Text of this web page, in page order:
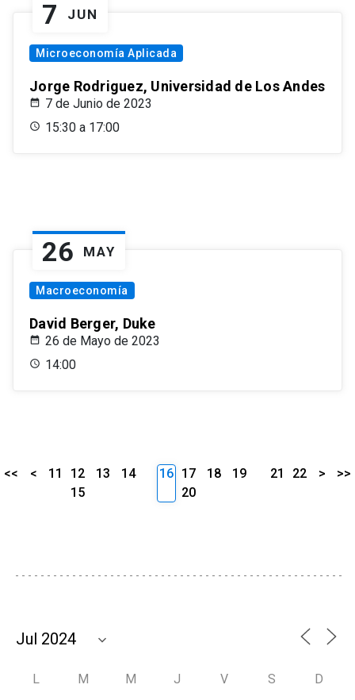
7 JUN
Microeconomía Aplicada
Jorge Rodriguez, Universidad de Los Andes
7 de Junio de 2023
15:30 a 17:00
26 MAY
Macroeconomía
David Berger, Duke
26 de Mayo de 2023
14:00
<< < 11 12 13
14
15
16 17 18
19
20
21 22 > >>
L M M J V S D